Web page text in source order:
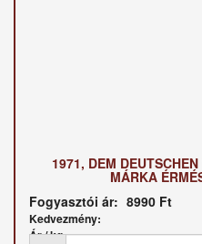
1971, DEM
MÁRKA
Fogyasztói ár: 8990 Ft
Kedvezmény:
Ár / kg: